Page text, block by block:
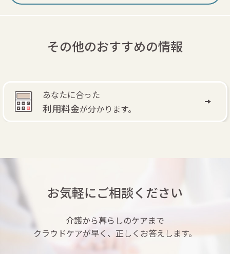
その他のおすすめの情報
ます。
お気軽にご相談ください
介護から暮らしのケアまで
クラウドケアが早く、正しくお答えします。